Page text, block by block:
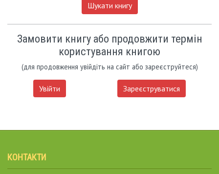
Шукати книгу
Замовити книгу або продовжити термін
користування книгою
(для продовження увійдіть на сайт або зареєструйтеся)
Увійти Зареєструватися
КОНТАКТИ